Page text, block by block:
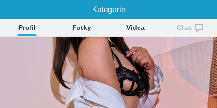
Blaira
Profil Fotky Videa Chat
Kategorie